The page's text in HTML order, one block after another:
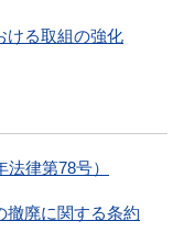
る取組の強化
律第78号）
廃に関する条約